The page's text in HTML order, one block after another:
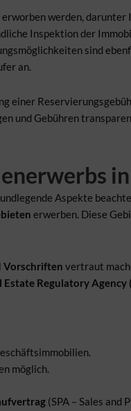
werden, darunter
Inspektion der
sind
an.
einer
und Gebühren
Aspekte
erwerben. Diese
Vorschriften vertraut
Estate Regulatory Agency
möglich.
(SPA – Sales and